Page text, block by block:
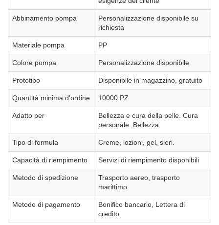
Abbinamento pompa
Personalizzazione disponibile su
richiesta
Materiale pompa PP
Colore pompa Personalizzazione disponibile
Prototipo Disponibile in magazzino, gratuito
Quantità minima d'ordine 10000 PZ
Adatto per
Bellezza e cura della pelle. Cura
personale. Bellezza
Tipo di formula Creme, lozioni, gel, sieri.
Capacità di riempimento Servizi di riempimento disponibili
Metodo di spedizione
Trasporto aereo, trasporto
marittimo
Metodo di pagamento
Bonifico bancario, Lettera di
credito